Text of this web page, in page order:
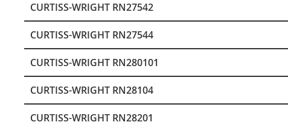
CURTISS-WRIGHT RN27542
CURTISS-WRIGHT RN27544
CURTISS-WRIGHT RN280101
CURTISS-WRIGHT RN28104
CURTISS-WRIGHT RN28201